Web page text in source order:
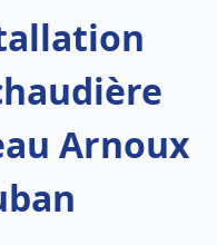
Arnoux